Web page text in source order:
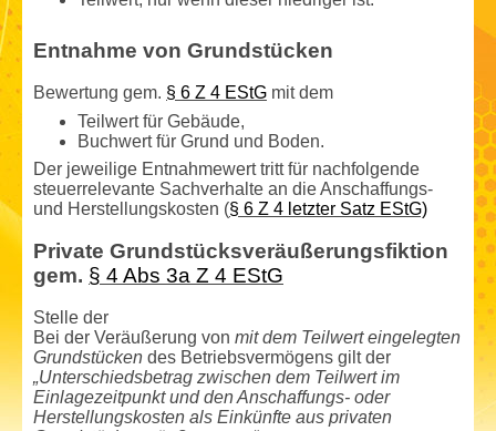
Entnahme von Grundstücken
Bewertung gem. § 6 Z 4 EStG mit dem
Teilwert für Gebäude,
Buchwert für Grund und Boden.
Der jeweilige Entnahme­wert tritt für nachfolgende
steuerrelevante Sachverhalte an die Anschaffungs-
und Herstellungs­kosten (§ 6 Z 4 letzter Satz EStG)
Private Grundstücksveräußerungsfiktion
gem. § 4 Abs 3a Z 4 EStG
Stelle der
Bei der Veräußerung von mit dem Teilwert eingelegten
Grundstücken des Betriebsvermögens gilt der
„Unterschieds­betrag zwischen dem Teilwert im
Einlagezeitpunkt und den Anschaffungs- oder
Herstellungs­kosten als Einkünfte aus privaten